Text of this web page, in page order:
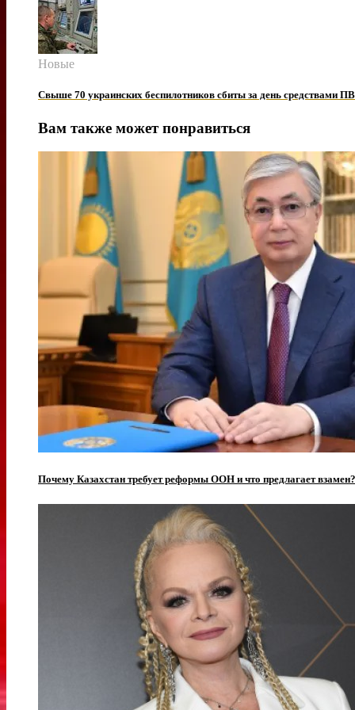
Новые
Свыше 70 украинских беспилотников сбиты за день средствами
Вам также может понравиться
Почему Казахстан требует реформы ООН и что предлагает взамен?